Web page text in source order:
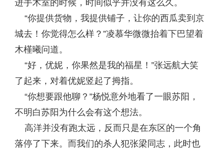
进手术室的时候，时间似乎并没有这么久。
“你提供货物，我提供铺子，让你的西瓜卖到京
城去！你觉得怎么样？”凌慕华微微抬着下巴望着
木槿曦问道。
“好，优妮，你果然是我的福星！”张远航大笑
了起来，对着优妮竖起了拇指。
“你想要跟他聊？”杨悦意外地看了一眼苏阳，
不明白苏阳为什么会有这个想法。
高洋并没有跑太远，反而只是在东区的一个角
落停了下来。而我们的杀人犯张梁同志，此时也